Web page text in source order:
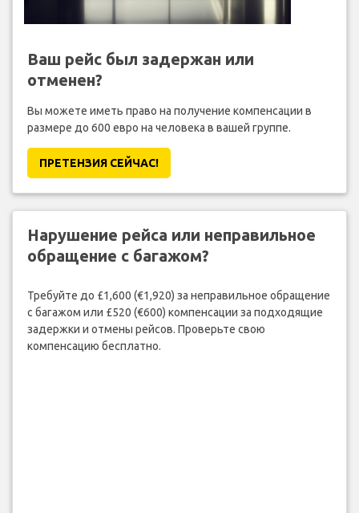
Ваш рейс был задержан или
отменен?
Вы можете иметь право на получение компенсации в
размере до 600 евро на человека в вашей группе.
ПРЕТЕНЗИЯ CЕЙЧАС!
Нарушение рейса или неправильное
обращение с багажом?
Требуйте до £1,600 (€1,920) за неправильное обращение
с багажом или £520 (€600) компенсации за подходящие
задержки и отмены рейсов. Проверьте свою
компенсацию бесплатно.